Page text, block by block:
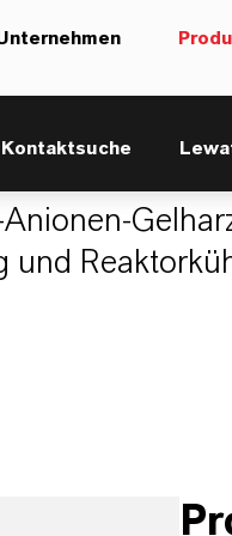
Kontaktsuche
und